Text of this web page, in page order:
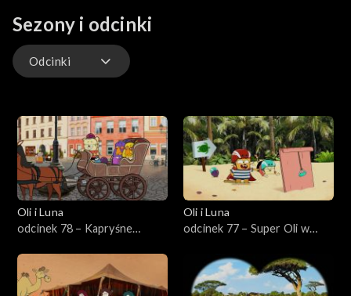
Sezony i odcinki
Odcinki
Oli i Luna
odcinek 78 – Kapryśne
Oli i Luna
odcinek 77 – Super Oli w